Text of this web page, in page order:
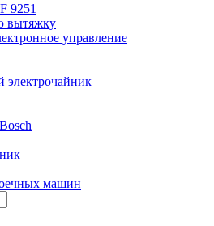
9251
вытяжку
управление
машин